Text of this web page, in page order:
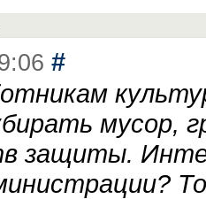
#
мусор,
защиты.